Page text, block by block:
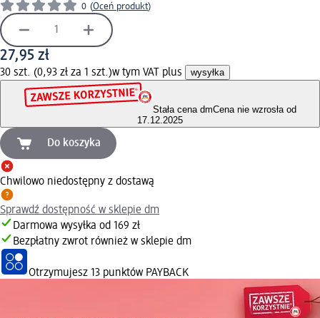
0 (Oceń produkt)
27,95 zł
30 szt. (0,93 zł za 1 szt.)w tym VAT plus wysyłka
Stała cena dmCena nie wzrosła od
17.12.2025
Do koszyka
Chwilowo niedostępny z dostawą
Sprawdź dostępność w sklepie dm
Darmowa wysyłka od 169 zł
Bezpłatny zwrot również w sklepie dm
Otrzymujesz 13 punktów PAYBACK